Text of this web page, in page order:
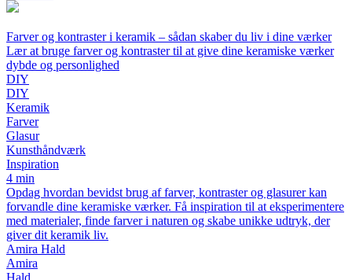
Farver og kontraster i keramik – sådan skaber du liv i dine værker
Lær at bruge farver og kontraster til at give dine keramiske værker
dybde og personlighed
DIY
DIY
Keramik
Farver
Glasur
Kunsthåndværk
Inspiration
4 min
Opdag hvordan bevidst brug af farver, kontraster og glasurer kan
forvandle dine keramiske værker. Få inspiration til at eksperimentere
med materialer, finde farver i naturen og skabe unikke udtryk, der
giver dit keramik liv.
Amira Hald
Amira
Hald